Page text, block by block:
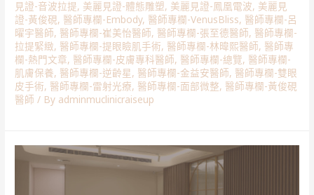
見證-音波拉提, 美麗見證-體態雕塑, 美麗見證-鳳凰電波, 美麗見
證-黃俊硯, 醫師專欄-Embody, 醫師專欄-VenusBliss, 醫師專欄-呂
曜宇醫師, 醫師專欄-崔美怡醫師, 醫師專欄-張至德醫師, 醫師專欄-
拉提緊緻, 醫師專欄-提眼瞼肌手術, 醫師專欄-林暐熙醫師, 醫師專
欄-熱門文章, 醫師專欄-皮膚專科醫師, 醫師專欄-總覽, 醫師專欄-
肌膚保養, 醫師專欄-逆齡星, 醫師專欄-金益安醫師, 醫師專欄-雙眼
皮手術, 醫師專欄-雷射光療, 醫師專欄-面部微整, 醫師專欄-黃俊硯
醫師 / By adminmuclinicraiseup